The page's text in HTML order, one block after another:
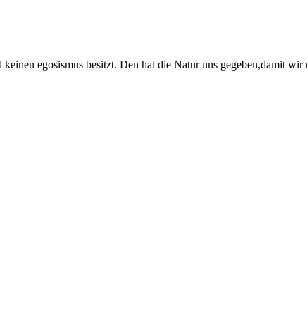
egosismus besitzt. Den hat die Natur uns gegeben,damit wir